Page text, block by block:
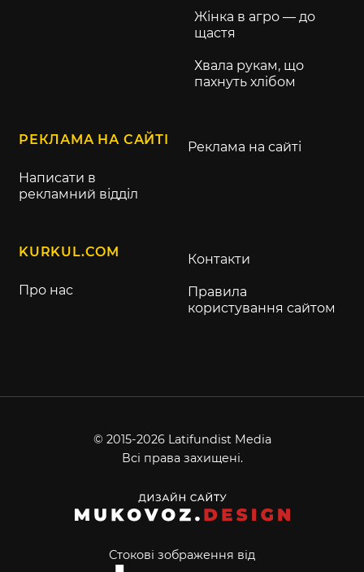
Жінка в агро — до
щастя
Хвала рукам, що
пахнуть хлібом
РЕКЛАМА НА САЙТІ
Написати в
рекламний відділ
Реклама на сайті
KURKUL.COM
Про нас
Контакти
Правила
користування сайтом
© 2015-2026 Latifundist Media
Всі права захищені.
Стокові зображення від